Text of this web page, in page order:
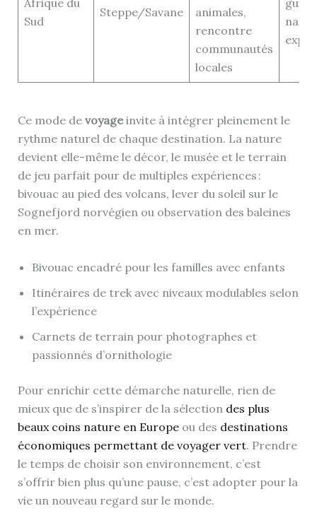
Afrique du
Sud
Steppe/Savane
animales,
rencontre
communautés
locales
guide
Ce mode de voyageinvite à intégrer pleinement le
rythme naturel de chaque destination. La nature
devient elle-même le décor, le musée et le terrain
de jeu parfait pour de multiples expériences :
bivouac au pied des volcans, lever du soleil sur le
Sognefjord norvégien ou observation des baleines
en mer.
Bivouac encadré pour les familles avec enfants
Itinéraires de trek avec niveaux modulables selon
l’expérience
Carnets de terrain pour photographes et
passionnés d’ornithologie
Pour enrichir cette démarche naturelle, rien de
mieux que de s’inspirer de la sélection des plus
beaux coins nature en Europeou des destinations
économiques permettant de voyager vert. Prendre
le temps de choisir son environnement, c’est
s’offrir bien plus qu’une pause, c’est adopter pour la
vie un nouveau regard sur le monde.